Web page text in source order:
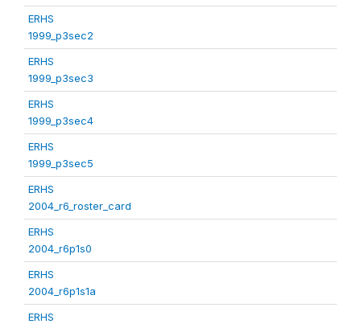
ERHS
1999_p3sec2
ERHS
1999_p3sec3
ERHS
1999_p3sec4
ERHS
1999_p3sec5
ERHS
2004_r6_roster_card
ERHS
2004_r6p1s0
ERHS
2004_r6p1s1a
ERHS